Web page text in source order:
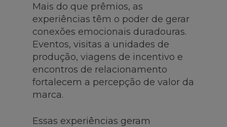
Mais do que prêmios, as
experiências têm o poder de gerar
conexões emocionais duradouras.
Eventos, visitas a unidades de
produção, viagens de incentivo e
encontros de relacionamento
fortalecem a percepção de valor da
marca.
Essas experiências geram